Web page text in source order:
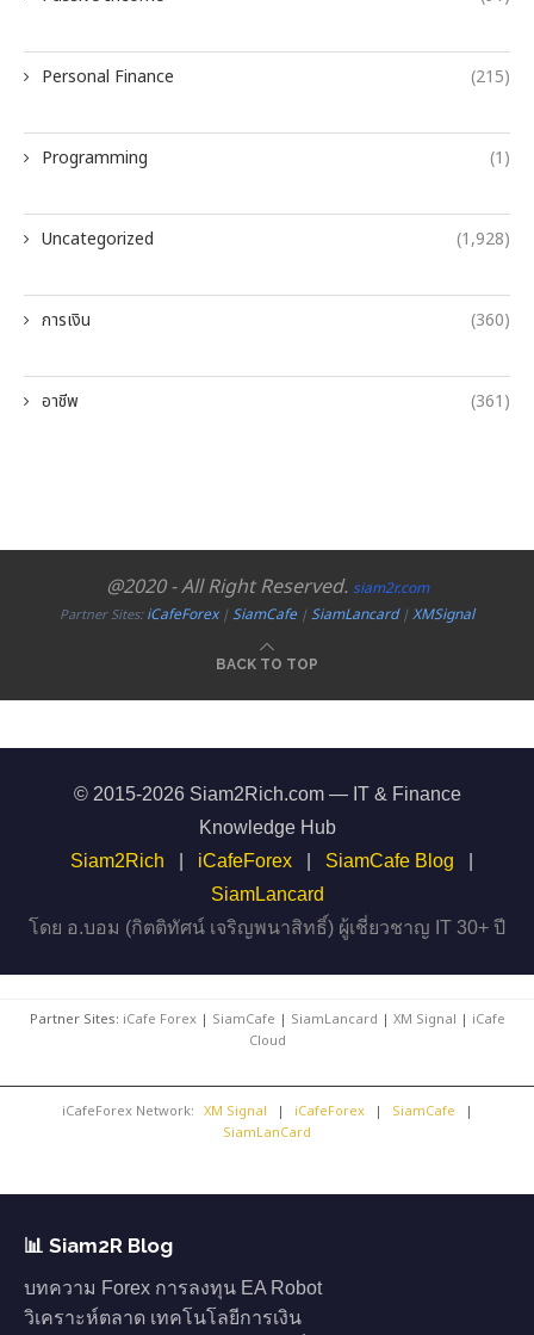
Personal Finance (215)
Programming (1)
Uncategorized (1,928)
การเงิน (360)
อาชีพ (361)
@2020 - All Right Reserved. siam2r.com
Partner Sites:iCafeForex|SiamCafe|SiamLancard|XMSignal
BACK TO TOP
© 2015-2026 Siam2Rich.com — IT & Finance
Knowledge Hub
Siam2Rich
iCafeForex SiamCafe Blog
SiamLancard
โดย อ.บอม (กิตติทัศน์ เจริญพนาสิทธิ์) ผู้เชี่ยวชาญ IT 30+ ปี
Partner Sites: iCafe Forex| SiamCafe | SiamLancard | XM Signal | iCafe
Cloud
iCafeForex Network: XM Signal | iCafeForex | SiamCafe
|
SiamLanCard
📊 Siam2R Blog
บทความ Forex การลงทุน EA Robot
วิเคราะห์ตลาด เทคโนโลยีการเงิน